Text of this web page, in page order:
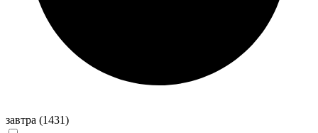
завтра (1431)